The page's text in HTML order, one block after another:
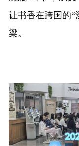
让书香在跨国的“
梁。